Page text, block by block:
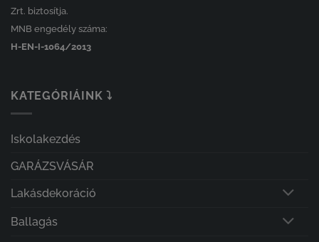
Zrt. biztosítja.
MNB engedély száma:
H-EN-I-1064/2013
KATEGÓRIÁINK ⤵
Iskolakezdés
GARÁZSVÁSÁR
Lakásdekoráció
Ballagás